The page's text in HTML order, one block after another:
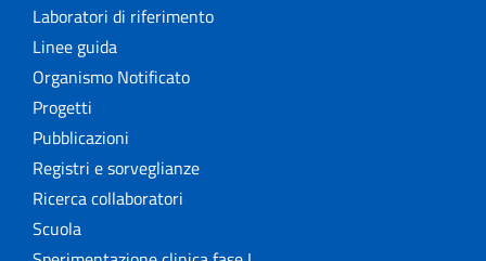
Laboratori di riferimento
Linee guida
Organismo Notificato
Progetti
Pubblicazioni
Registri e sorveglianze
Ricerca collaboratori
Scuola